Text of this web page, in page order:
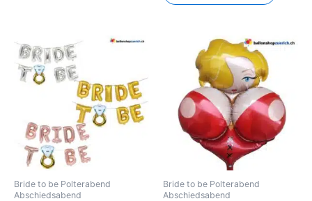
Bride to be Polterabend
Abschiedsabend
Dieses
weist
mehrere
Varianten
auf.
Bride to be Polterabend
Abschiedsabend